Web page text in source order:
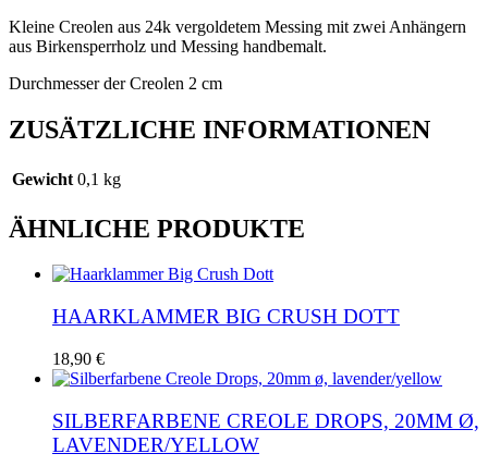
Kleine Creolen aus 24k vergoldetem Messing mit zwei Anhängern
aus Birkensperrholz und Messing handbemalt.
Durchmesser der Creolen 2 cm
ZUSÄTZLICHE INFORMATIONEN
Gewicht 0,1 kg
ÄHNLICHE PRODUKTE
HAARKLAMMER BIG CRUSH DOTT
18,90 €
SILBERFARBENE CREOLE DROPS, 20MM Ø,
LAVENDER/YELLOW